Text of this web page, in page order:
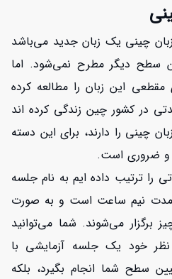
زبان چینی یک زبان جدید می‌باشد
سطح دیگر مطرح نمی‌شود. اما
مقطعی این زبان را مطالعه کرده
در کشور چین زندگی کرده اند
چینی را دارند، برای این دسته
و ضروری است.
را ترتیب داده ایم به نام جلسه
مدت نیم ساعت است و به صورت
برگزار می‌شوند. شما می‌توانید
نظر خود یک جلسه آزمایشی با
سطح شما انجام بگیرد، بلکه